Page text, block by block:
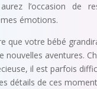
l’occasion de
émotions.
que votre bébé
nouvelles aventures.
il est parfois
détails de ces